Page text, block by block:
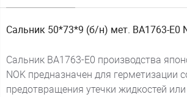
Сальник 50*73*9 (б/н) мет. BA1763-E0
Сальник BA1763-E0 производства
NOK предназначен для герметизации
предотвращения утечки жидкостей